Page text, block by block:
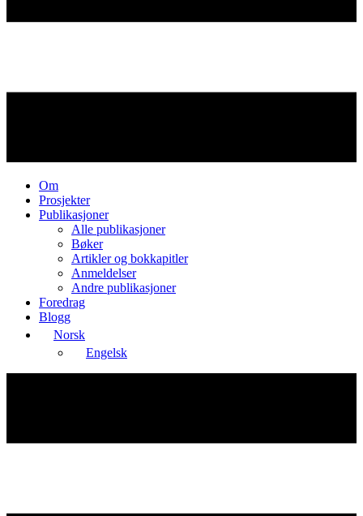
Om
Prosjekter
Publikasjoner
Alle publikasjoner
Bøker
Artikler og bokkapitler
Anmeldelser
Andre publikasjoner
Foredrag
Blogg
Norsk
Engelsk